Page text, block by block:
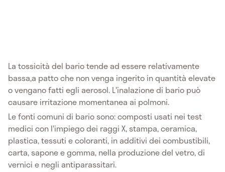
La tossicità del bario tende ad essere relativamente
bassa,a patto che non venga ingerito in quantità elevate
o vengano fatti egli aerosol. L'inalazione di bario può
causare irritazione momentanea ai polmoni.
Le fonti comuni di bario sono: composti usati nei test
medici con l'impiego dei raggi X, stampa, ceramica,
plastica, tessuti e coloranti, in additivi dei combustibili,
carta, sapone e gomma, nella produzione del vetro, di
vernici e negli antiparassitari.